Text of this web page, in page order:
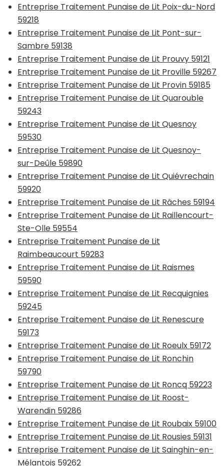
Entreprise Traitement Punaise de Lit Poix-du-Nord
59218
Entreprise Traitement Punaise de Lit Pont-sur-
Sambre 59138
Entreprise Traitement Punaise de Lit Prouvy 59121
Entreprise Traitement Punaise de Lit Proville 59267
Entreprise Traitement Punaise de Lit Provin 59185
Entreprise Traitement Punaise de Lit Quarouble
59243
Entreprise Traitement Punaise de Lit Quesnoy
59530
Entreprise Traitement Punaise de Lit Quesnoy-
sur-Deûle 59890
Entreprise Traitement Punaise de Lit Quiévrechain
59920
Entreprise Traitement Punaise de Lit Râches 59194
Entreprise Traitement Punaise de Lit Raillencourt-
Ste-Olle 59554
Entreprise Traitement Punaise de Lit
Raimbeaucourt 59283
Entreprise Traitement Punaise de Lit Raismes
59590
Entreprise Traitement Punaise de Lit Recquignies
59245
Entreprise Traitement Punaise de Lit Renescure
59173
Entreprise Traitement Punaise de Lit Roeulx 59172
Entreprise Traitement Punaise de Lit Ronchin
59790
Entreprise Traitement Punaise de Lit Roncq 59223
Entreprise Traitement Punaise de Lit Roost-
Warendin 59286
Entreprise Traitement Punaise de Lit Roubaix 59100
Entreprise Traitement Punaise de Lit Rousies 59131
Entreprise Traitement Punaise de Lit Sainghin-en-
Mélantois 59262